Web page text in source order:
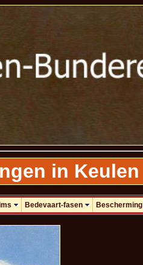
in Keulen
Bedevaart-fasen Bescherming